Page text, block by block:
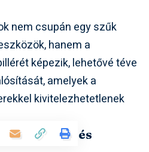
nem csupán egy szűk
hanem a
képezik, lehetővé téve
amelyek a
kivitelezhetetlenek
előnyei és